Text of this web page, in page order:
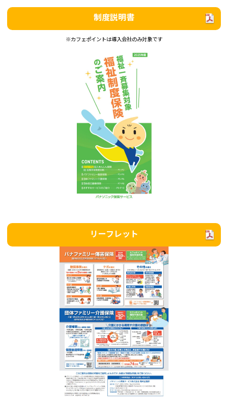
制度説明書
※カフェポイントは導入会社のみ対象です
リーフレット